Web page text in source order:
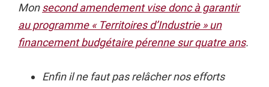
Monsecond amendement vise donc à garantir
au programme « Territoires d’Industrie » un
financement budgétaire pérenne sur quatre ans.
Enfin il ne faut pas relâcher nos efforts